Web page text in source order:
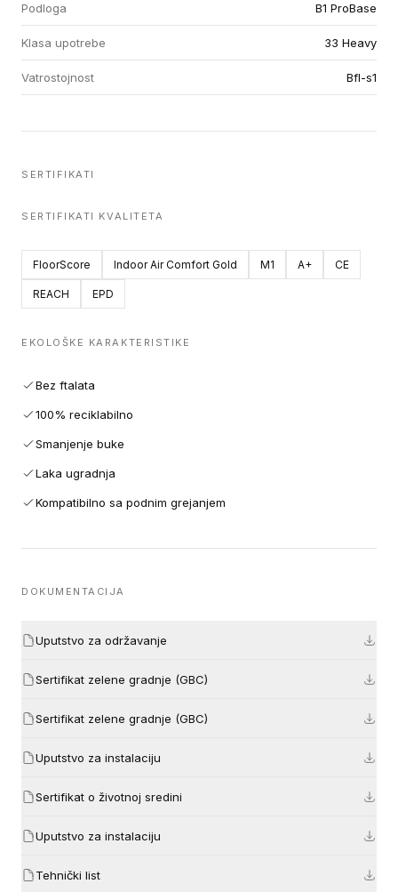
Podloga B1 ProBase
Klasa upotrebe 33 Heavy
Vatrostojnost Bfl-s1
SERTIFIKATI
SERTIFIKATI KVALITETA
FloorScore Indoor Air Comfort Gold M1 A+ CE
REACH EPD
EKOLOŠKE KARAKTERISTIKE
Bez ftalata
100% reciklabilno
Smanjenje buke
Laka ugradnja
Kompatibilno sa podnim grejanjem
DOKUMENTACIJA
Uputstvo za održavanje
Sertifikat zelene gradnje (GBC)
Sertifikat zelene gradnje (GBC)
Uputstvo za instalaciju
Sertifikat o životnoj sredini
Uputstvo za instalaciju
Tehnički list